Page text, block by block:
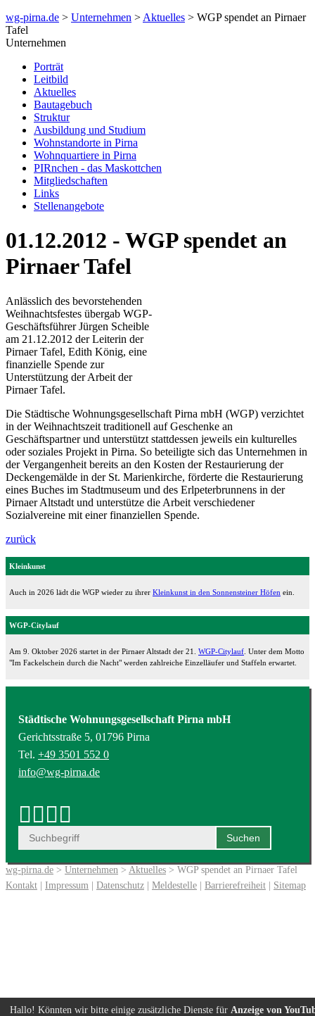
wg-pirna.de > Unternehmen > Aktuelles > WGP spendet an Pirnaer
Tafel
Unternehmen
Porträt
Leitbild
Aktuelles
Bautagebuch
Struktur
Ausbildung und Studium
Wohnstandorte in Pirna
Wohnquartiere in Pirna
PIRnchen - das Maskottchen
Mitgliedschaften
Links
Stellenangebote
01.12.2012 - WGP spendet an
Pirnaer Tafel
Anlässlich des bevorstehenden
Weihnachtsfestes übergab WGP-
Geschäftsführer Jürgen Scheible
am 21.12.2012 der Leiterin der
Pirnaer Tafel, Edith König, eine
finanzielle Spende zur
Unterstützung der Arbeit der
Pirnaer Tafel.
Die Städtische Wohnungsgesellschaft Pirna mbH (WGP) verzichtet
in der Weihnachtszeit traditionell auf Geschenke an
Geschäftspartner und unterstützt stattdessen jeweils ein kulturelles
oder soziales Projekt in Pirna. So beteiligte sich das Unternehmen in
der Vergangenheit bereits an den Kosten der Restaurierung der
Deckengemälde in der St. Marienkirche, förderte die Restaurierung
eines Buches im Stadtmuseum und des Erlpeterbrunnens in der
Pirnaer Altstadt und unterstütze die Arbeit verschiedener
Sozialvereine mit einer finanziellen Spende.
zurück
Kleinkunst
Auch in 2026 lädt die WGP wieder zu ihrer Kleinkunst in den Sonnensteiner Höfen ein.
WGP-Citylauf
Am 9. Oktober 2026 startet in der Pirnaer Altstadt der 21. WGP-Citylauf . Unter dem Motto
"Im Fackelschein durch die Nacht" werden zahlreiche Einzelläufer und Staffeln erwartet.
Städtische Wohnungsgesellschaft Pirna mbH
Gerichtsstraße 5, 01796 Pirna
Tel. +49 3501 552 0
info@wg-pirna.de
wg-pirna.de > Unternehmen > Aktuelles > WGP spendet an Pirnaer Tafel
Kontakt | Impressum | Datenschutz | Meldestelle | Barrierefreiheit | Sitemap
Hallo! Könnten wir bitte einige zusätzliche Dienste für Anzeige von